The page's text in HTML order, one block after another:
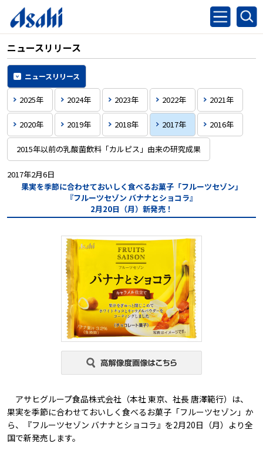
ニュースリリース
ニュースリリース
2025年 2024年 2023年 2022年 2021年
2020年 2019年 2018年 2017年 2016年
2015年以前の乳酸菌飲料「カルピス」由来の研究成果
2017年2月6日
果実を季節に合わせておいしく食べるお菓子「フルーツセゾン」
『フルーツセゾン バナナとショコラ』
2月20日（月）新発売！
アサヒグループ食品株式会社（本社 東京、社長 唐澤範行）は、
果実を季節に合わせておいしく食べるお菓子「フルーツセゾン」か
ら、『フルーツセゾン バナナとショコラ』を2月20日（月）より全
国で新発売します。